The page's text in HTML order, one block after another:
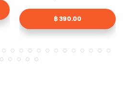
฿ 390.00